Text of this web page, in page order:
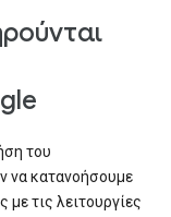
του
να κατανοήσουμε
τις λειτουργίες